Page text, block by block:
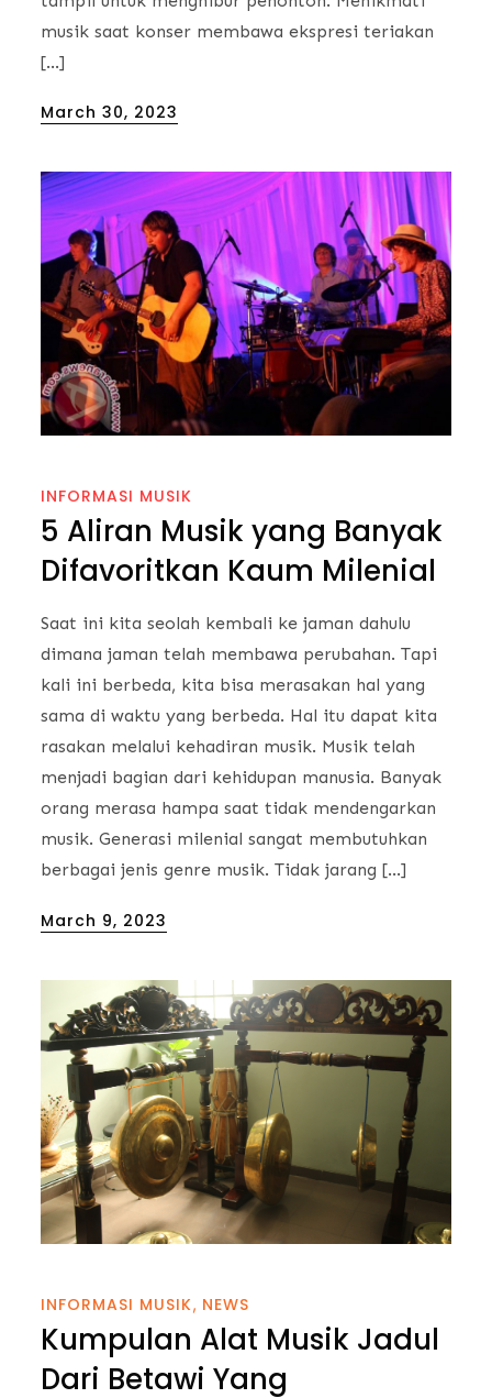
musik saat konser membawa ekspresi teriakan
[…]
Posted
March 30, 2023
INFORMASI MUSIK
5 Aliran Musik yang Banyak
Difavoritkan Kaum Milenial
Saat ini kita seolah kembali ke jaman dahulu
dimana jaman telah membawa perubahan. Tapi
kali ini berbeda, kita bisa merasakan hal yang
sama di waktu yang berbeda. Hal itu dapat kita
rasakan melalui kehadiran musik. Musik telah
menjadi bagian dari kehidupan manusia. Banyak
orang merasa hampa saat tidak mendengarkan
musik. Generasi milenial sangat membutuhkan
berbagai jenis genre musik. Tidak jarang […]
Posted
March 9, 2023
INFORMASI MUSIK NEWS
Kumpulan Alat Musik Jadul
Dari Betawi Yang